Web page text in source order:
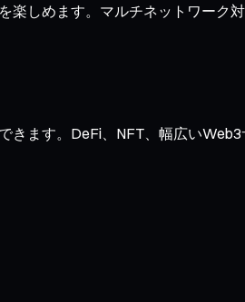
しめます。マルチネットワーク
ます。DeFi、NFT、幅広い